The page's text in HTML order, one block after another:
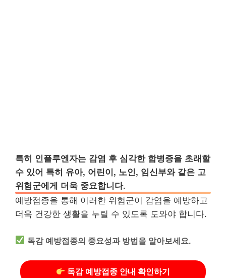
특히 인플루엔자는 감염 후 심각한 합병증을 초래할
수 있어 특히 유아, 어린이, 노인, 임신부와 같은 고
위험군에게 더욱 중요합니다.
예방접종을 통해 이러한 위험군이 감염을 예방하고
더욱 건강한 생활을 누릴 수 있도록 도와야 합니다.
독감 예방접종의 중요성과 방법을 알아보세요.
독감 예방접종 안내 확인하기